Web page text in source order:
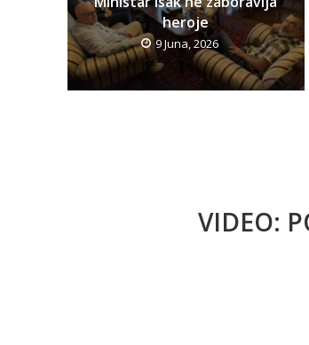
heroje
9 Juna, 2026
VIDEO: